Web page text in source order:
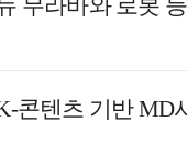
무라바와 로봇
콘텐츠 기반 MD